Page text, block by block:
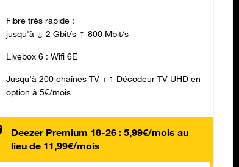
Fibre très rapide :
jusqu'à ↓ 2 Gbit/s ↑ 800 Mbit/s
Livebox 6 : Wifi 6E
Jusqu’à 200 chaînes TV + 1 Décodeur TV UHD en
option à 5€/mois
Deezer Premium 18-26 : 5,99€/mois au
lieu de 11,99€/mois